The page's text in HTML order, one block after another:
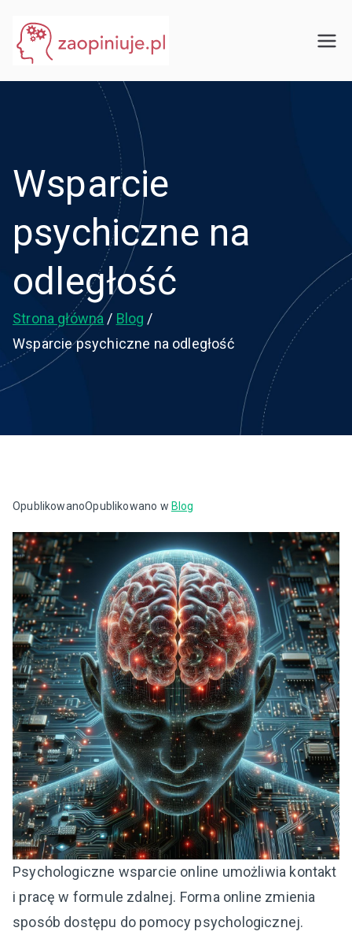
treści
Wsparcie
psychiczne na
odległość
Strona główna
Blog
Wsparcie psychiczne na odległość
OpublikowanoOpublikowano w Blog
Psychologiczne wsparcie online umożliwia kontakt
i pracę w formule zdalnej. Forma online zmienia
sposób dostępu do pomocy psychologicznej.